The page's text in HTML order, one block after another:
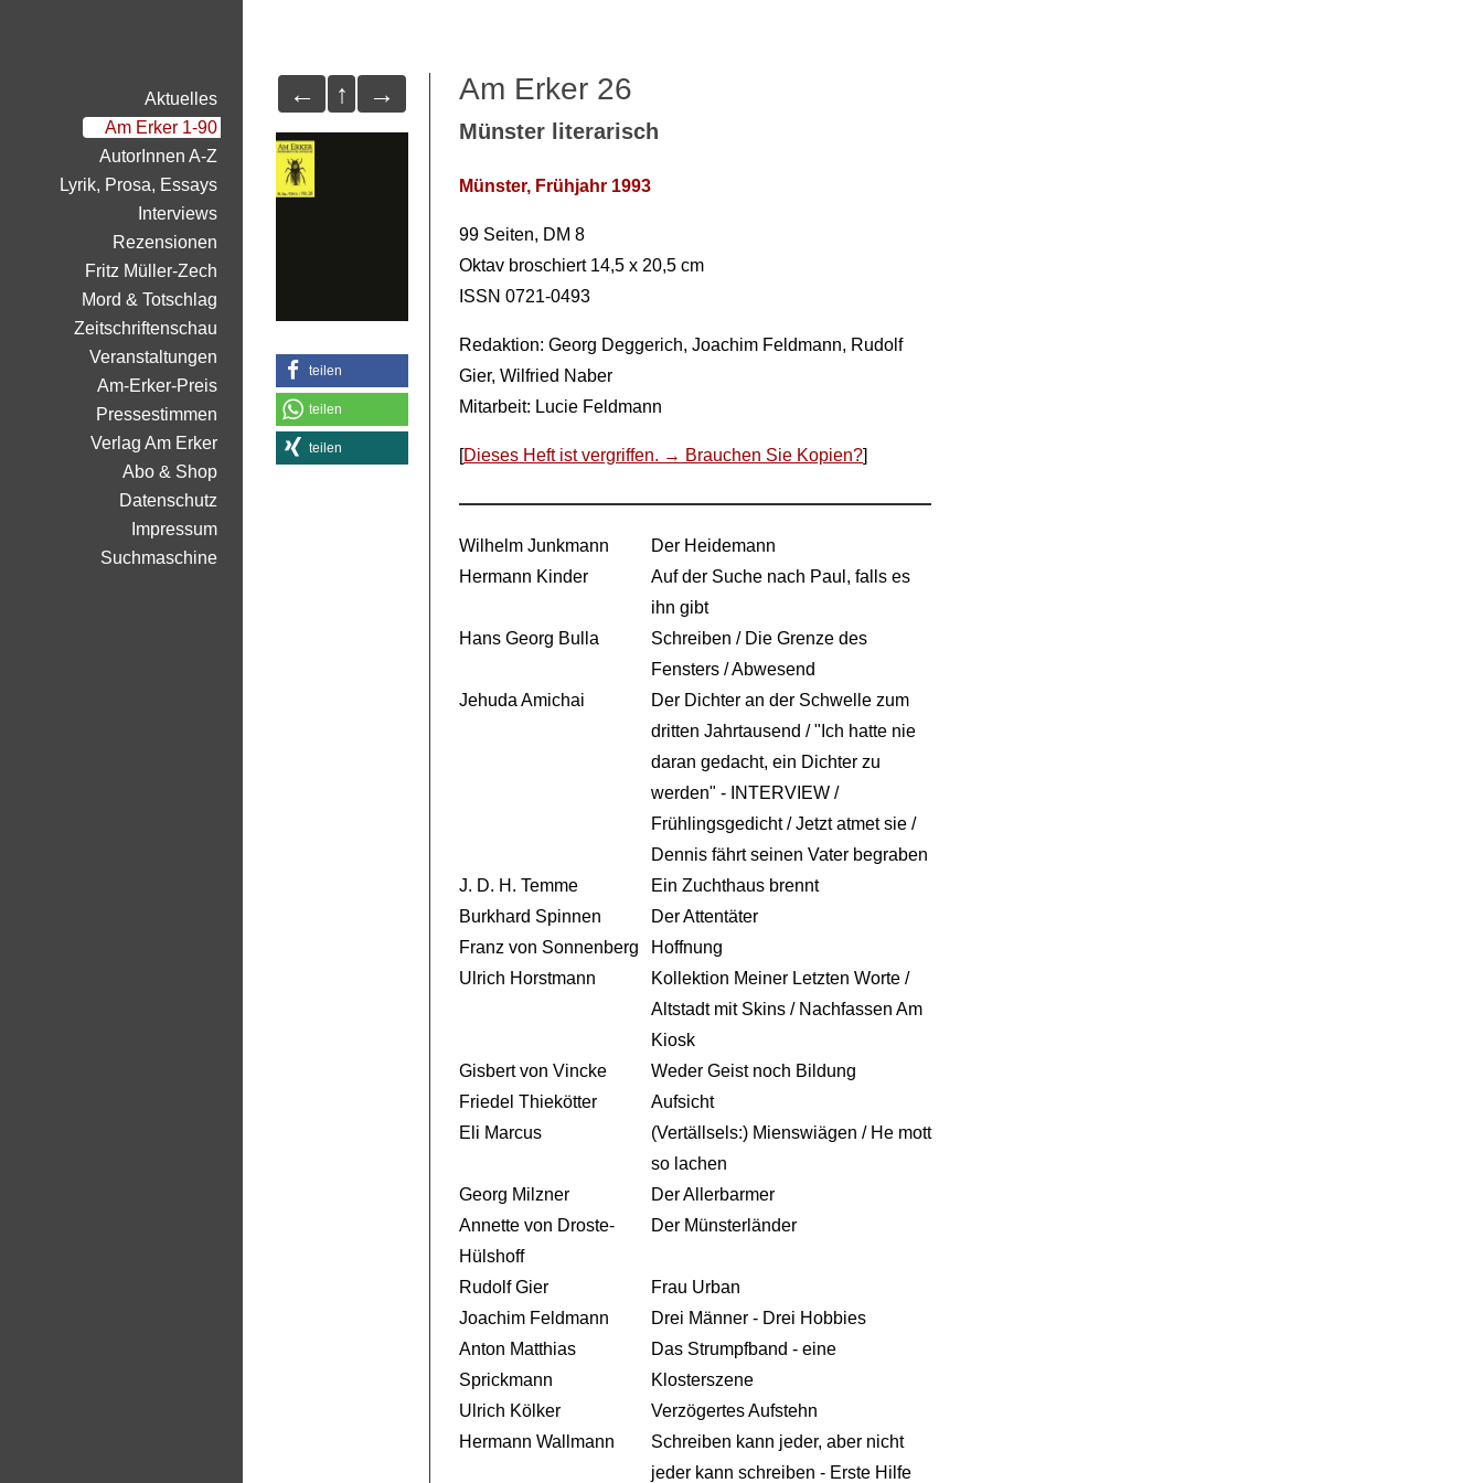
← ↑ →
teilen
teilen
teilen
Am Erker 26
Münster literarisch
Münster, Frühjahr 1993
99 Seiten, DM 8
Oktav broschiert 14,5 x 20,5 cm
ISSN 0721-0493
Redaktion: Georg Deggerich, Joachim Feldmann, Rudolf
Gier, Wilfried Naber
Mitarbeit: Lucie Feldmann
[Dieses Heft ist vergriffen. → Brauchen Sie Kopien?]
Wilhelm Junkmann
Der Heidemann
Hermann Kinder
Auf der Suche nach Paul, falls es
ihn gibt
Hans Georg Bulla
Schreiben / Die Grenze des
Fensters / Abwesend
Jehuda Amichai
Der Dichter an der Schwelle zum
dritten Jahrtausend / "Ich hatte nie
daran gedacht, ein Dichter zu
werden" - INTERVIEW /
Frühlingsgedicht / Jetzt atmet sie /
Dennis fährt seinen Vater begraben
J. D. H. Temme
Ein Zuchthaus brennt
Burkhard Spinnen
Der Attentäter
Franz von Sonnenberg
Hoffnung
Ulrich Horstmann
Kollektion Meiner Letzten Worte /
Altstadt mit Skins / Nachfassen Am
Kiosk
Gisbert von Vincke
Weder Geist noch Bildung
Friedel Thiekötter
Aufsicht
Eli Marcus
(Vertällsels:) Mienswiägen / He mott
so lachen
Georg Milzner
Der Allerbarmer
Annette von Droste-
Hülshoff
Der Münsterländer
Rudolf Gier
Frau Urban
Joachim Feldmann
Drei Männer - Drei Hobbies
Anton Matthias
Sprickmann
Das Strumpfband - eine
Klosterszene
Ulrich Kölker
Verzögertes Aufstehn
Hermann Wallmann
Schreiben kann jeder, aber nicht
jeder kann schreiben - Erste Hilfe
Aktuelles
Am Erker 1-90
AutorInnen A-Z
Lyrik, Prosa, Essays
Interviews
Rezensionen
Fritz Müller-Zech
Mord & Totschlag
Zeitschriftenschau
Veranstaltungen
Am-Erker-Preis
Pressestimmen
Verlag Am Erker
Abo & Shop
Datenschutz
Impressum
Suchmaschine